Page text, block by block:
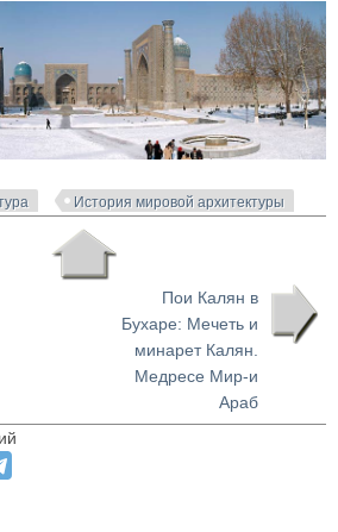
История мировой архитектуры
Пои Калян в
Бухаре: Мечеть и
минарет Калян.
Медресе Мир-и
Араб